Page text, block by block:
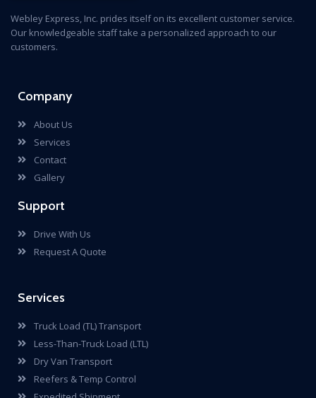
Webley Express, Inc. prides itself on its excellent customer service.
Our knowledgeable staff take a personalized approach to our
customers.
Company
About Us
Services
Contact
Gallery
Support
Drive With Us
Request A Quote
Services
Truck Load (TL) Transport
Less-Than-Truck Load (LTL)
Dry Van Transport
Reefers & Temp Control